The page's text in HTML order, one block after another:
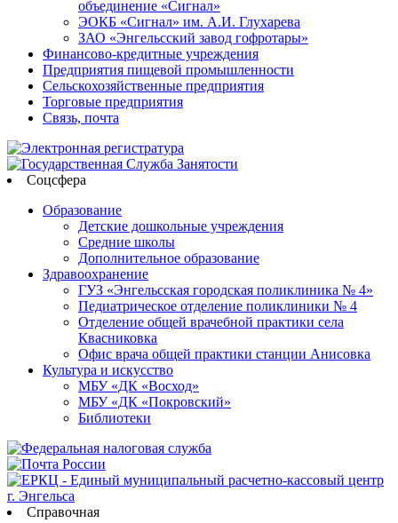
объединение «Сигнал»
ЭОКБ «Сигнал» им. А.И. Глухарева
ЗАО «Энгельсский завод гофротары»
Финансово-кредитные учреждения
Предприятия пищевой промышленности
Сельскохозяйственные предприятия
Торговые предприятия
Связь, почта
Соцсфера
Образование
Детские дошкольные учреждения
Средние школы
Дополнительное образование
Здравоохранение
ГУЗ «Энгельсская городская поликлиника № 4»
Педиатрическое отделение поликлиники № 4
Отделение общей врачебной практики села
Квасниковка
Офис врача общей практики станции Анисовка
Культура и искусство
МБУ «ДК «Восход»
МБУ «ДК «Покровский»
Библиотеки
Справочная